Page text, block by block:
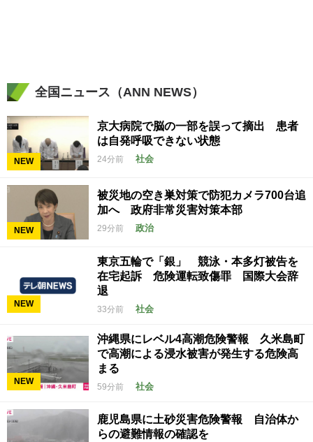
全国ニュース（ANN NEWS）
NEW
京大病院で脳の一部を誤って摘出 患者
は自発呼吸できない状態
24分前 社会
NEW
被災地の空き巣対策で防犯カメラ700台追
加へ 政府非常災害対策本部
29分前 政治
NEW
東京五輪で「銀」 競泳・本多灯被告を
在宅起訴 危険運転致傷罪 国際大会辞
退
33分前 社会
NEW
沖縄県にレベル4高潮危険警報 久米島町
で高潮による浸水被害が発生する危険高
まる
59分前 社会
鹿児島県に土砂災害危険警報 自治体か
らの避難情報の確認を